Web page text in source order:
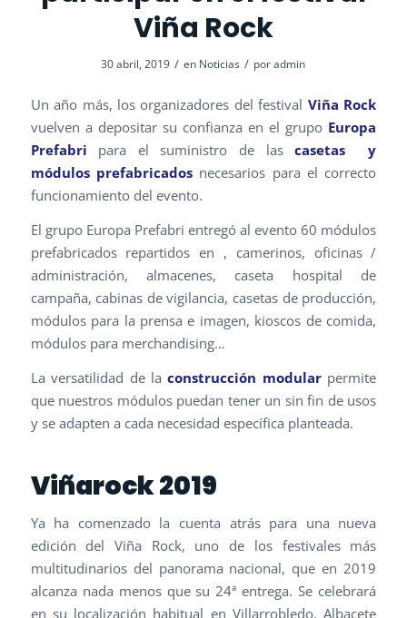
Viña Rock
30 abril, 2019 / en Noticias / poradmin
Un año más, los organizadores del festival Viña Rock
vuelven a depositar su confianza en el grupo Europa
Prefabri para el suministro de lascasetas y
módulos prefabricadosnecesarios para el correcto
funcionamiento del evento.
El grupo Europa Prefabri entregó al evento 60 módulos
prefabricados repartidos en , camerinos, oficinas /
administración, almacenes, caseta hospital de
campaña, cabinas de vigilancia, casetas de producción,
módulos para la prensa e imagen, kioscos de comida,
módulos para merchandising…
La versatilidad de la construcción modularpermite
que nuestros módulos puedan tener un sin fin de usos
y se adapten a cada necesidad específica planteada.
Viñarock 2019
Ya ha comenzado la cuenta atrás para una nueva
edición del Viña Rock, uno de los festivales más
multitudinarios del panorama nacional, que en 2019
alcanza nada menos que su 24ª entrega. Se celebrará
en su localización habitual en Villarrobledo, Albacete